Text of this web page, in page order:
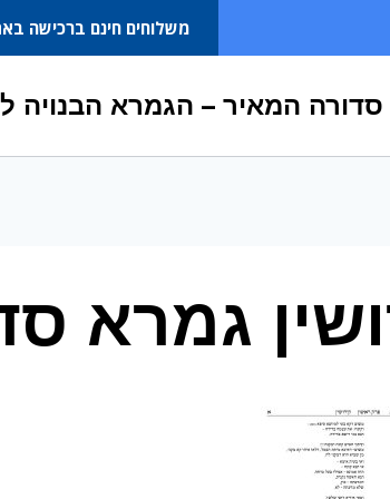
משלוחים חינם ברכישה
המאיר – הגמרא הבנויה
גמרא